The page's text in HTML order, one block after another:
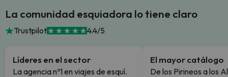
La comunidad esquiadora lo tiene claro
Trustpilot 4.4/5
Líderes en el sector
La agencia nº1 en viajes de esquí.
El mayor catálogo
De los Pirineos a los